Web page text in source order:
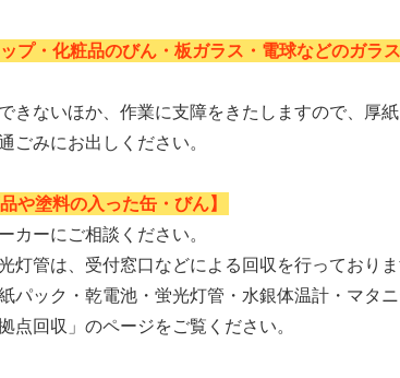
ップ・化粧品のびん・板ガラス・電球などのガラ
きないほか、作業に支障をきたしますので、厚
ごみにお出しください。
や塗料の入った缶・びん】
カーにご相談ください。
灯管は、受付窓口などによる回収を行っておりま
パック・乾電池・蛍光灯管・水銀体温計・マタ
点回収」のページをご覧ください。